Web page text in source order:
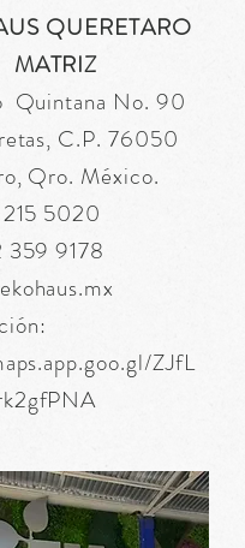
QUERETARO
MATRIZ
Quintana No. 90
C.P. 76050
Qro. México.
5020
9178
ZJfL